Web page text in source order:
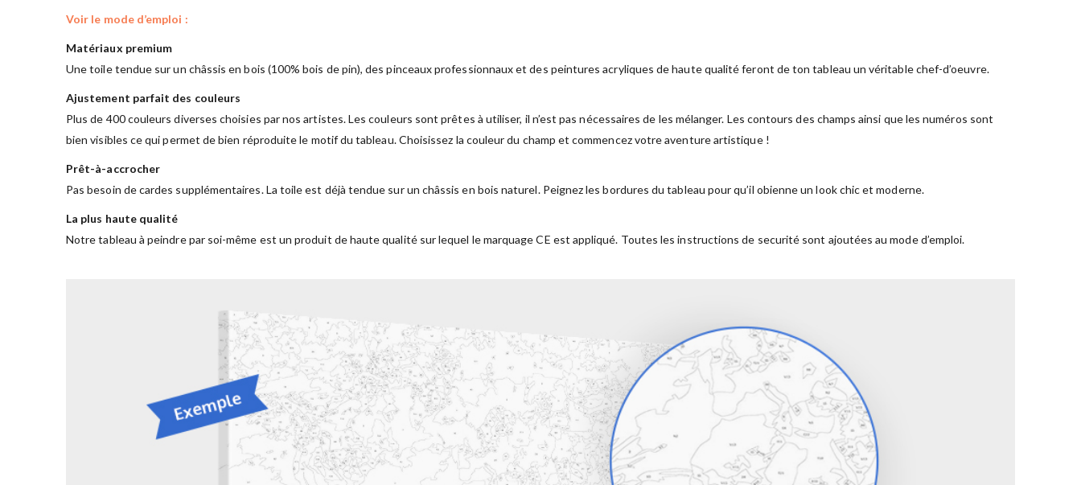
Voir le mode d’emploi :
Matériaux premium
Une toile tendue sur un châssis en bois (100% bois de pin), des pinceaux professionnaux et des peintures acryliques de haute qualité feront de ton tableau un véritable chef-d’oeuvre.
Ajustement parfait des couleurs
Plus de 400 couleurs diverses choisies par nos artistes. Les couleurs sont prêtes à utiliser, il n’est pas nécessaires de les mélanger. Les contours des champs ainsi que les numéros sont
bien visibles ce qui permet de bien réproduite le motif du tableau. Choisissez la couleur du champ et commencez votre aventure artistique !
Prêt-à-accrocher
Pas besoin de cardes supplémentaires. La toile est déjà tendue sur un châssis en bois naturel. Peignez les bordures du tableau pour qu’il obienne un look chic et moderne.
La plus haute qualité
Notre tableau à peindre par soi-même est un produit de haute qualité sur lequel le marquage CE est appliqué. Toutes les instructions de securité sont ajoutées au mode d’emploi.